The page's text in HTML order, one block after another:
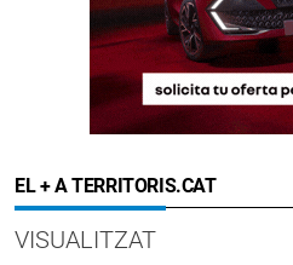
EL + A TERRITORIS.CAT
VISUALITZAT